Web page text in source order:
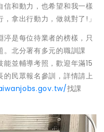
和動力，也希望和我一樣
拿出行動力，做就對了!」
是每位待業者的榜樣，只
。北分署有多元的職訓課
並輔導考照，歡迎年滿15
的民眾報名參訓，詳情請上
找課